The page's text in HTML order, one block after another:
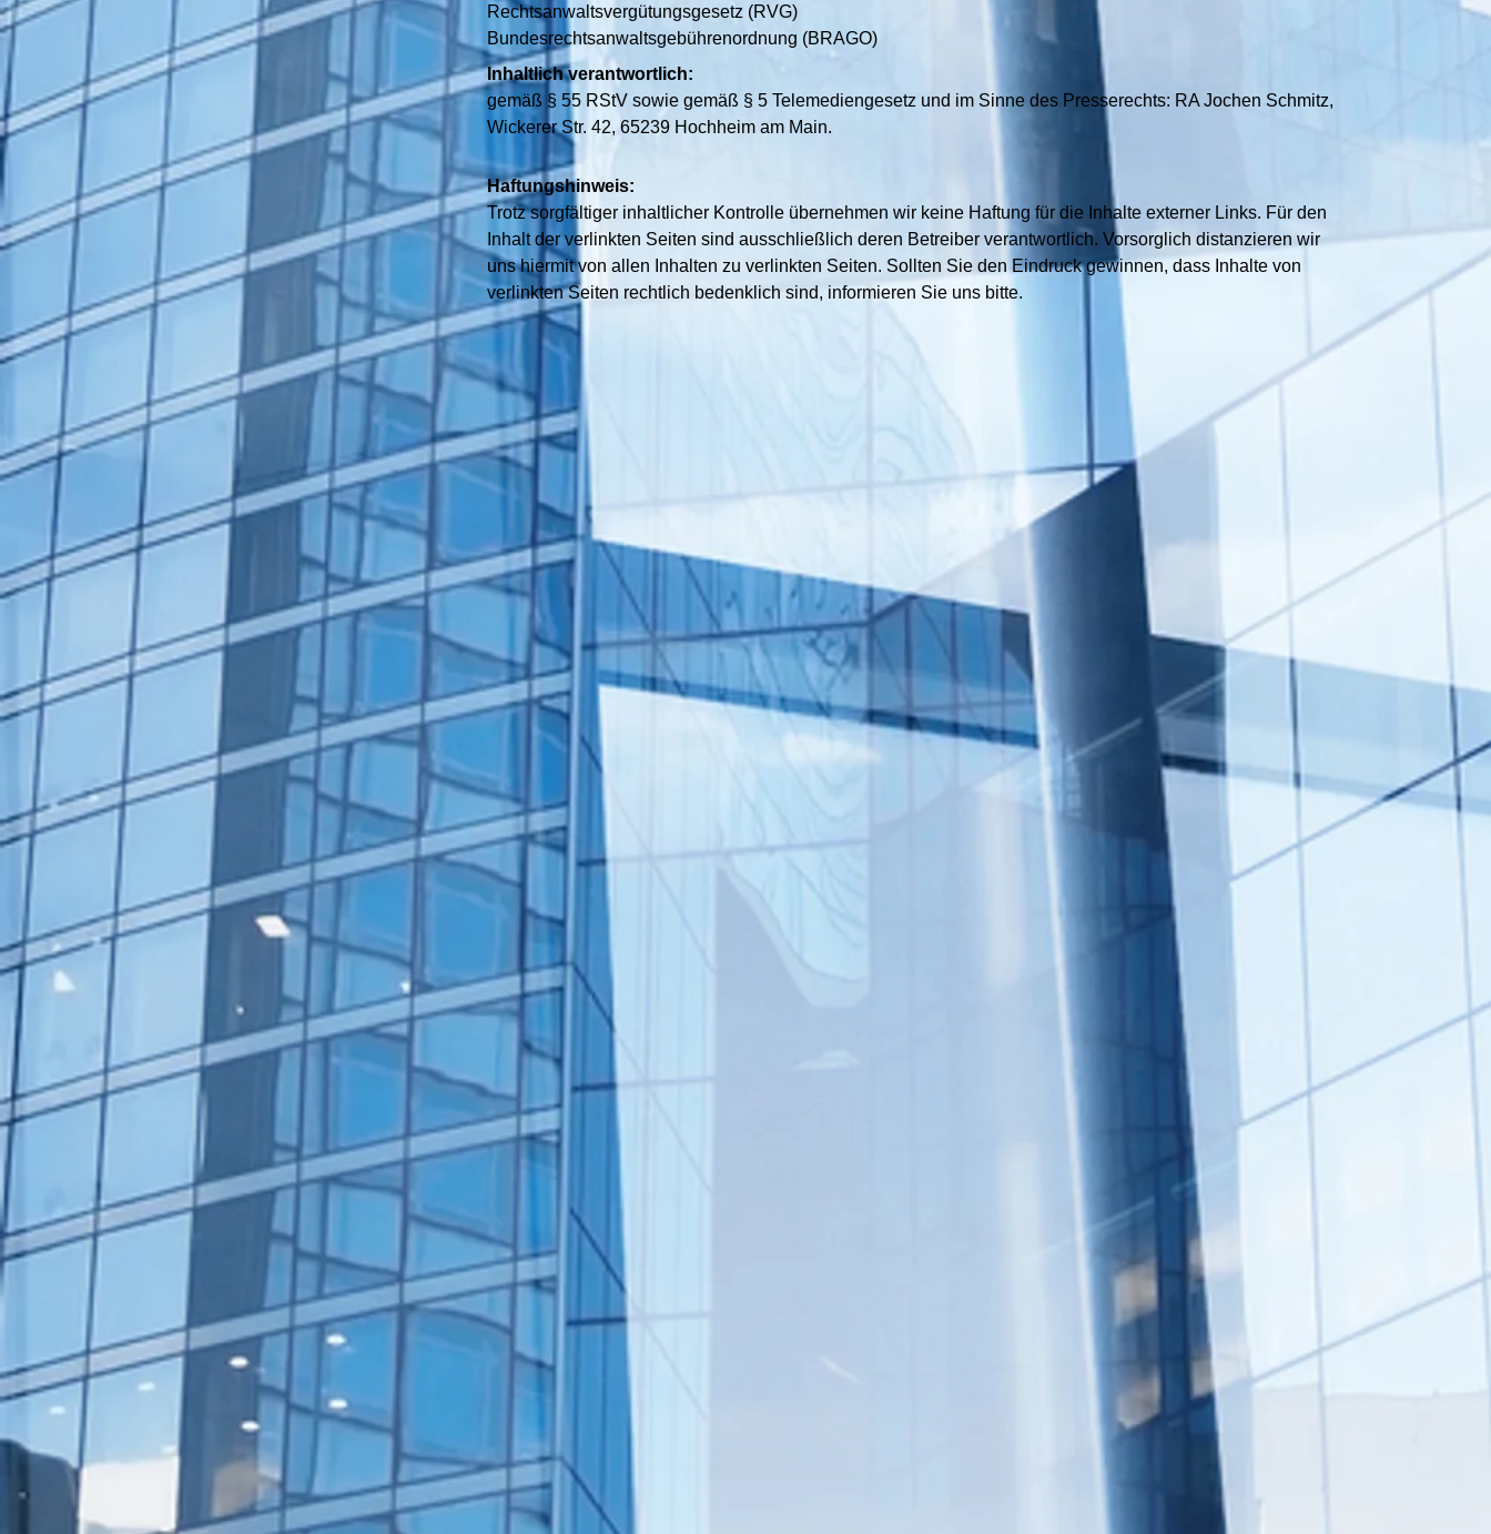
Rechtsanwaltsvergütungsgesetz (RVG)
Bundesrechtsanwaltsgebührenordnung (BRAGO)
Inhaltlich verantwortlich:
gemäß § 55 RStV sowie gemäß § 5 Telemediengesetz und im Sinne des Presserechts: RA Jochen Schmitz,
Wickerer Str. 42, 65239 Hochheim am Main.
Haftungshinweis:
Trotz sorgfältiger inhaltlicher Kontrolle übernehmen wir keine Haftung für die Inhalte externer Links. Für den
Inhalt der verlinkten Seiten sind ausschließlich deren Betreiber verantwortlich. Vorsorglich distanzieren wir
uns hiermit von allen Inhalten zu verlinkten Seiten. Sollten Sie den Eindruck gewinnen, dass Inhalte von
verlinkten Seiten rechtlich bedenklich sind, informieren Sie uns bitte.